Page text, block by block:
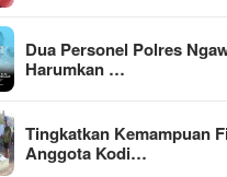
Dua Personel Polres
Harumkan …
Tingkatkan Kemampuan
Anggota Kodi…